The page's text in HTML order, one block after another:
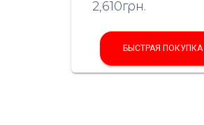
2,610грн.
БЫСТРАЯ ПОКУПКА